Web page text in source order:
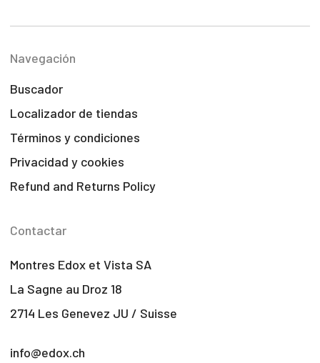
Navegación
Buscador
Localizador de tiendas
Términos y condiciones
Privacidad y cookies
Refund and Returns Policy
Contactar
Montres Edox et Vista SA
La Sagne au Droz 18
2714 Les Genevez JU / Suisse
info@edox.ch